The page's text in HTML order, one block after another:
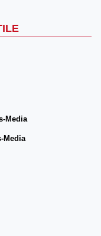
Media
Media